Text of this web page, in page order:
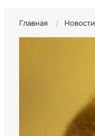
Главная Новости